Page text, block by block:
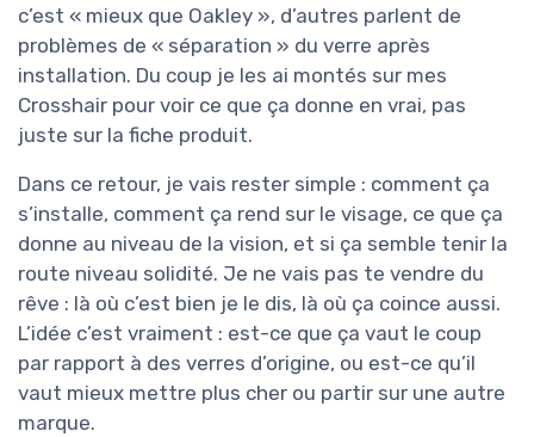
c’est « mieux que Oakley », d’autres parlent de
problèmes de « séparation » du verre après
installation. Du coup je les ai montés sur mes
Crosshair pour voir ce que ça donne en vrai, pas
juste sur la fiche produit.
Dans ce retour, je vais rester simple : comment ça
s’installe, comment ça rend sur le visage, ce que ça
donne au niveau de la vision, et si ça semble tenir la
route niveau solidité. Je ne vais pas te vendre du
rêve : là où c’est bien je le dis, là où ça coince aussi.
L’idée c’est vraiment : est-ce que ça vaut le coup
par rapport à des verres d’origine, ou est-ce qu’il
vaut mieux mettre plus cher ou partir sur une autre
marque.